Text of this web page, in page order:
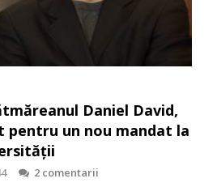
Daniel David,
pentru un nou mandat la
2 comentarii